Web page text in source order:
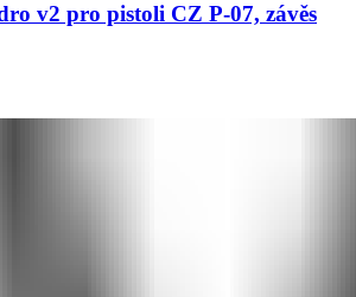
v2 pro pistoli CZ P-07, závěs